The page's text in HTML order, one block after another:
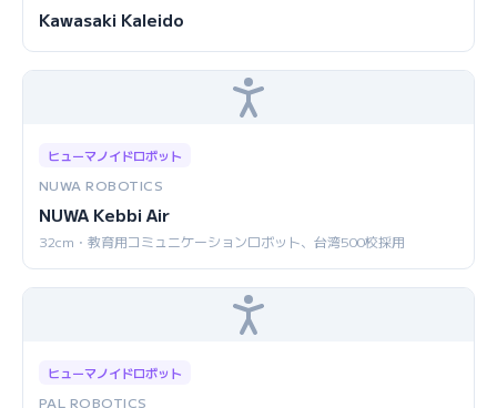
Kawasaki Kaleido
ヒューマノイドロボット
NUWA ROBOTICS
NUWA Kebbi Air
32cm・教育用コミュニケーションロボット、台湾500校採用
ヒューマノイドロボット
PAL ROBOTICS